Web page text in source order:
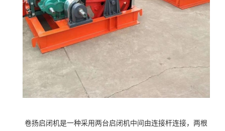
卷扬启闭机是一种采用两台启闭机中间由连接杆连接，两根